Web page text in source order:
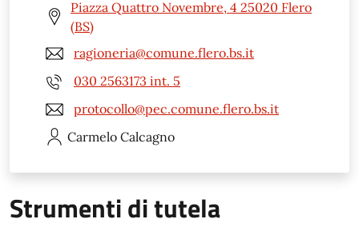
Piazza Quattro Novembre, 4 25020 Flero
(BS)
ragioneria@comune.flero.bs.it
030 2563173 int. 5
protocollo@pec.comune.flero.bs.it
Carmelo Calcagno
Strumenti di tutela